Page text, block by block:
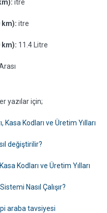
itre
km): itre
km): 11.4 Litre
yazılar için;
Kodları ve Üretim Yılları
değiştirilir?
Kodları ve Üretim Yılları
Nasıl Çalışır?
araba tavsiyesi